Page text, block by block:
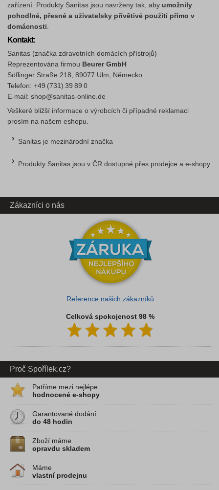
zařízení. Produkty Sanitas jsou navrženy tak, aby umožnily
pohodlné, přesné a uživatelsky přívětivé použití přímo v
domácnosti
Kontakt:
Sanitas (značka zdravotních domácích přístrojů)
Reprezentována firmou Beurer GmbH
Söflinger Straße 218, 89077 Ulm, Německo
Telefon: +49 (731) 39 89 0
E‑mail: shop@sanitas-online.de
Veškeré bližší informace o výrobcích či případné reklamaci
prosím na našem eshopu.
Sanitas je mezinárodní značka
Produkty Sanitas jsou v ČR dostupné přes prodejce a e‑shopy
Zákazníci o nás
Reference našich zákazníků
Celková spokojenost 98 %
Proč Spořílek.cz?
Patříme mezi nejlépe
hodnocené e-shopy
Garantované dodání
do 48 hodin
Zboží máme
opravdu skladem
Máme
vlastní prodejnu